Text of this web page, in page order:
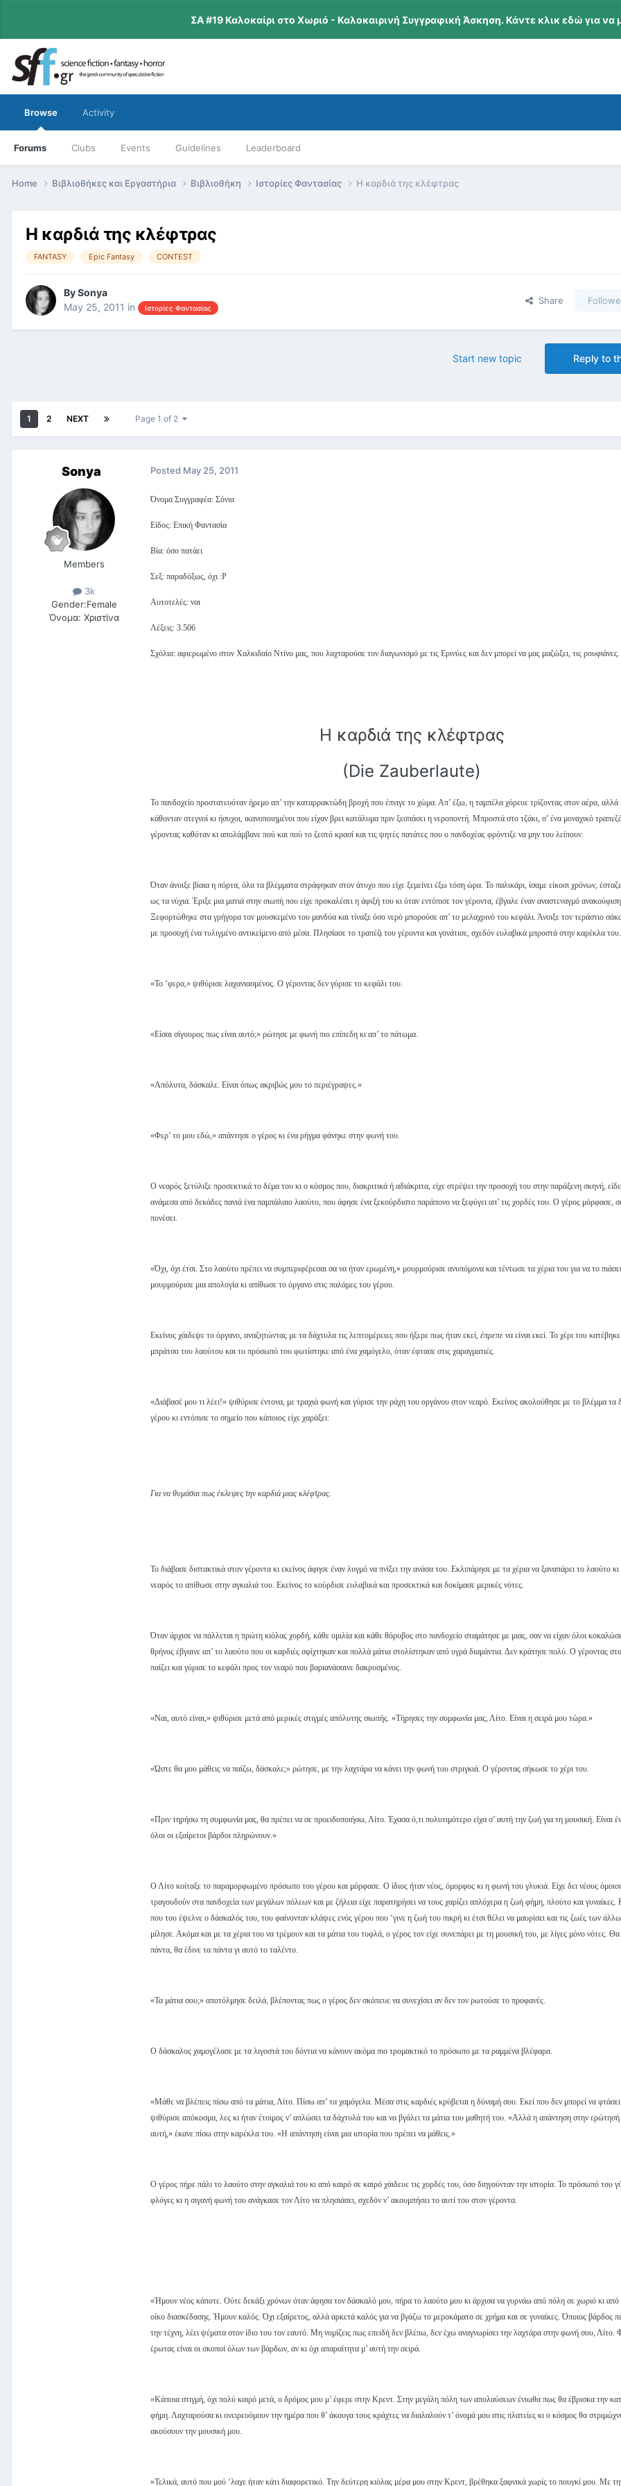
ΣΑ #19 Καλοκαίρι στο Χωριό - Καλοκαιρινή Συγγραφική Άσκηση. Κάντε κλικ εδώ για να
Browse
Forums Clubs Events Guidelines Leaderboard
Activity
Home Βιβλιοθήκες και Εργαστήρια Βιβλιοθήκη Ιστορίες Φαντασίας Η καρδιά της κλέφτρας
Η καρδιά της κλέφτρας
FANTASY Epic Fantasy CONTEST
BySonya
May 25, 2011 in Ιστορίες Φαντασίας
Share
Reply to
Start new topic
1 2 NEXT Page 1 of 2
Sonya
Members
3k
Gender:Female
Όνομα: Χριστίνα
Posted May 25, 2011
Όνομα Συγγραφέα: Σόνια
Είδος: Επική Φαντασία
Βία: όσο πατάει
Σεξ: παραδόξως, όχι :Ρ
Αυτοτελές: ναι
Λέξεις: 3.506
Σχόλια: αφιερωμένο στον Χαλκιδαίο Ντίνο μας, που λαχταρούσε τον διαγωνισμό με τις Ερινύες και δεν μπορεί να μας μαζώξει, τις
Η καρδιά της κλέφτρας
(Die Zauberlaute)
Το πανδοχείο προστατευόταν ήρεμο απ’ την καταρρακτώδη βροχή που έπνιγε το χώμα. Απ’ έξω, η ταμπέλα χόρευε τρίζοντας στον αέρα, αλλά
κάθονταν στεγνοί κι ήσυχοι, ικανοποιημένοι που είχαν βρει κατάλυμα πριν ξεσπάσει η νεροποντή. Μπροστά στο τζάκι, σ’ ένα μοναχικό
γέροντας καθόταν κι απολάμβανε πού και πού το ζεστό κρασί και τις ψητές πατάτες που ο πανδοχέας φρόντιζε να μην του λείπουν.
Όταν άνοιξε βίαια η πόρτα, όλα τα βλέμματα στράφηκαν στον άτυχο που είχε ξεμείνει έξω τόση ώρα. Το παλικάρι, ίσαμε είκοσι χρόνων,
ως τα νύχια. Έριξε μια ματιά στην σιωπή που είχε προκαλέσει η άφιξή του κι όταν εντόπισε τον γέροντα, έβγαλε έναν αναστεναγμό
Ξεφορτώθηκε στα γρήγορα τον μουσκεμένο του μανδύα και τίναξε όσο νερό μπορούσε απ’ το μελαχρινό του κεφάλι. Άνοιξε τον τεράστιο
με προσοχή ένα τυλιγμένο αντικείμενο από μέσα. Πλησίασε το τραπέζι του γέροντα και γονάτισε, σχεδόν ευλαβικά μπροστά στην καρέκλα του.
«Το ‘φερα,» ψιθύρισε λαχανιασμένος. Ο γέροντας δεν γύρισε το κεφάλι του.
«Είσαι σίγουρος πως είναι αυτό;» ρώτησε με φωνή πιο επίπεδη κι απ’ το πάτωμα.
«Απόλυτα, δάσκαλε. Είναι όπως ακριβώς μου το περιέγραψες.»
«Φερ’ το μου εδώ,» απάντησε ο γέρος κι ένα ρήγμα φάνηκε στην φωνή του.
Ο νεαρός ξετύλιξε προσεκτικά το δέμα του κι ο κόσμος που, διακριτικά ή αδιάκριτα, είχε στρέψει την προσοχή του στην παράξενη σκηνή, είδε
ανάμεσα από δεκάδες πανιά ένα παμπάλαιο λαούτο, που άφησε ένα ξεκούρδιστο παράπονο να ξεφύγει απ’ τις χορδές του. Ο γέρος μόρφασε,
πονέσει.
«Όχι, όχι έτσι. Στο λαούτο πρέπει να συμπεριφέρεσαι σα να ήταν ερωμένη,» μουρμούρισε ανυπόμονα και τέντωσε τα χέρια του για να το
μουρμούρισε μια απολογία κι απίθωσε το όργανο στις παλάμες του γέρου.
Εκείνος χάιδεψε το όργανο, αναζητώντας με τα δάχτυλα τις λεπτομέρειες που ήξερε πως ήταν εκεί, έπρεπε να είναι εκεί. Το χέρι του
μπράτσο του λαούτου και το πρόσωπό του φωτίστηκε από ένα χαμόγελο, όταν έφτασε στις χαραγματιές.
«Διάβασέ μου τι λέει!» ψιθύρισε έντονα, με τραχιά φωνή και γύρισε την ράχη του οργάνου στον νεαρό. Εκείνος ακολούθησε με το βλέμμα τα
γέρου κι εντόπισε το σημείο που κάποιος είχε χαράξει:
Για να θυμάσαι πως έκλεψες την καρδιά μιας κλέφτρας.
Το διάβασε διστακτικά στον γέροντα κι εκείνος άφησε έναν λυγμό να πνίξει την ανάσα του. Εκλιπάρησε με τα χέρια να ξαναπάρει το λαούτο
νεαρός το απίθωσε στην αγκαλιά του. Εκείνος το κούρδισε ευλαβικά και προσεκτικά και δοκίμασε μερικές νότες.
Όταν άρχισε να πάλλεται η πρώτη κιόλας χορδή, κάθε ομιλία και κάθε θόρυβος στο πανδοχείο σταμάτησε με μιας, σαν να είχαν όλοι
θρήνος έβγαινε απ’ το λαούτο που οι καρδιές σφίχτηκαν και πολλά μάτια στολίστηκαν από υγρά διαμάντια. Δεν κράτησε πολύ. Ο γέροντας
παίζει και γύρισε το κεφάλι προς τον νεαρό που βαριανάσαινε δακρυσμένος.
«Ναι, αυτό είναι,» ψιθύρισε μετά από μερικές στιγμές απόλυτης σιωπής. «Τήρησες την συμφωνία μας, Λίτο. Είναι η σειρά μου τώρα.»
«Ώστε θα μου μάθεις να παίζω, δάσκαλε;» ρώτησε, με την λαχτάρα να κάνει την φωνή του στριγκιά. Ο γέροντας σήκωσε το χέρι του.
«Πριν τηρήσω τη συμφωνία μας, θα πρέπει να σε προειδοποιήσω, Λίτο. Έχασα ό,τι πολυτιμότερο είχα σ’ αυτή την ζωή για τη μουσική. Είναι
όλοι οι εξαίρετοι βάρδοι πληρώνουν.»
Ο Λίτο κοίταξε το παραμορφωμένο πρόσωπο του γέρου και μόρφασε. Ο ίδιος ήταν νέος, όμορφος κι η φωνή του γλυκιά. Είχε δει νέους
τραγουδούν στα πανδοχεία των μεγάλων πόλεων και με ζήλεια είχε παρατηρήσει να τους χαρίζει απλόχερα η ζωή φήμη, πλούτο και γυναίκες.
που του έψελνε ο δάσκαλός του, του φαίνονταν κλάψες ενός γέρου που ‘γινε η ζωή του πικρή κι έτσι θέλει να μαυρίσει και τις ζωές των
μίλησε. Ακόμα και με τα χέρια του να τρέμουν και τα μάτια του τυφλά, ο γέρος τον είχε συνεπάρει με τη μουσική του, με λίγες μόνο νότες.
πάντα, θα έδινε τα πάντα γι αυτό το ταλέντο.
«Τα μάτια σου;» αποτόλμησε δειλά, βλέποντας πως ο γέρος δεν σκόπευε να συνεχίσει αν δεν τον ρωτούσε το προφανές.
Ο δάσκαλος χαμογέλασε με τα λιγοστά του δόντια να κάνουν ακόμα πιο τρομακτικό το πρόσωπο με τα ραμμένα βλέφαρα.
«Μάθε να βλέπεις πίσω από τα μάτια, Λίτο. Πίσω απ’ τα χαμόγελα. Μέσα στις καρδιές κρύβεται η δύναμή σου. Εκεί που δεν μπορεί να
ψιθύρισε απόκοσμα, λες κι ήταν έτοιμος ν’ απλώσει τα δάχτυλά του και να βγάλει τα μάτια του μαθητή του. «Αλλά η απάντηση στην ερώτησή
αυτή,» έκανε πίσω στην καρέκλα του. «Η απάντηση είναι μια ιστορία που πρέπει να μάθεις.»
Ο γέρος πήρε πάλι το λαούτο στην αγκαλιά του κι από καιρό σε καιρό χάιδευε τις χορδές του, όσο διηγούνταν την ιστορία. Το πρόσωπό του
φλόγες κι η σιγανή φωνή του ανάγκασε τον Λίτο να πλησιάσει, σχεδόν ν’ ακουμπήσει το αυτί του στον γέροντα.
«Ήμουν νέος κάποτε. Ούτε δεκάξι χρόνων όταν άφησα τον δάσκαλό μου, πήρα το λαούτο μου κι άρχισα να γυρνάω από πόλη σε χωριό κι από
οίκο διασκέδασης. Ήμουν καλός. Όχι εξαίρετος, αλλά αρκετά καλός για να βγάζω το μεροκάματο σε χρήμα και σε γυναίκες. Όποιος βάρδος
την τέχνη, λέει ψέματα στον ίδιο του τον εαυτό. Μη νομίζεις πως επειδή δεν βλέπω, δεν έχω αναγνωρίσει την λαχτάρα στην φωνή σου, Λίτο.
έρωτας είναι οι σκοποί όλων των βάρδων, αν κι όχι απαραίτητα μ’ αυτή την σειρά.
»Κάποια στιγμή, όχι πολύ καιρό μετά, ο δρόμος μου μ’ έφερε στην Κρεντ. Στην μεγάλη πόλη των απολαύσεων ένιωθα πως θα έβρισκα την
φήμη. Λαχταρούσα κι ονειρευόμουν την ημέρα που θ’ άκουγα τους κράχτες να διαλαλούν τ’ όνομά μου στις πλατείες κι ο κόσμος θα
ακούσουν την μουσική μου.
»Τελικά, αυτό που μού ‘λαχε ήταν κάτι διαφορετικό. Την δεύτερη κιόλας μέρα μου στην Κρεντ, βρέθηκα ξαφνικά χωρίς το πουγκί μου. Με